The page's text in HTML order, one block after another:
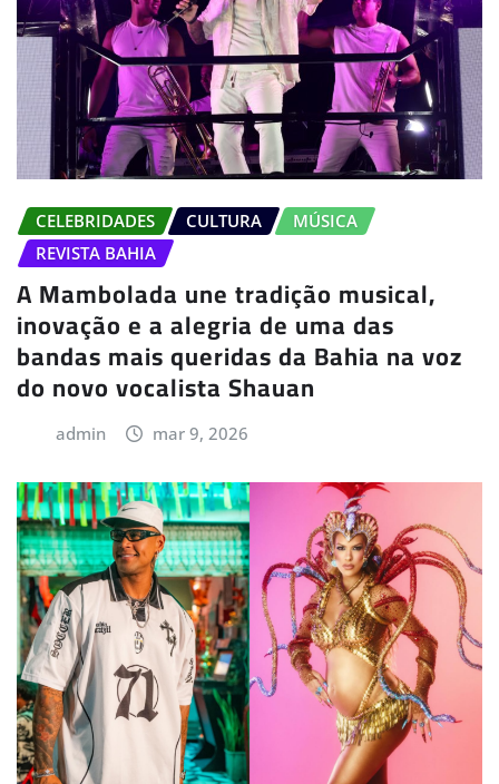
CELEBRIDADES CULTURA
MÚSICA
REVISTA BAHIA
A Mambolada une tradição musical,
inovação e a alegria de uma das
bandas mais queridas da Bahia na voz
do novo vocalista Shauan
admin mar 9, 2026